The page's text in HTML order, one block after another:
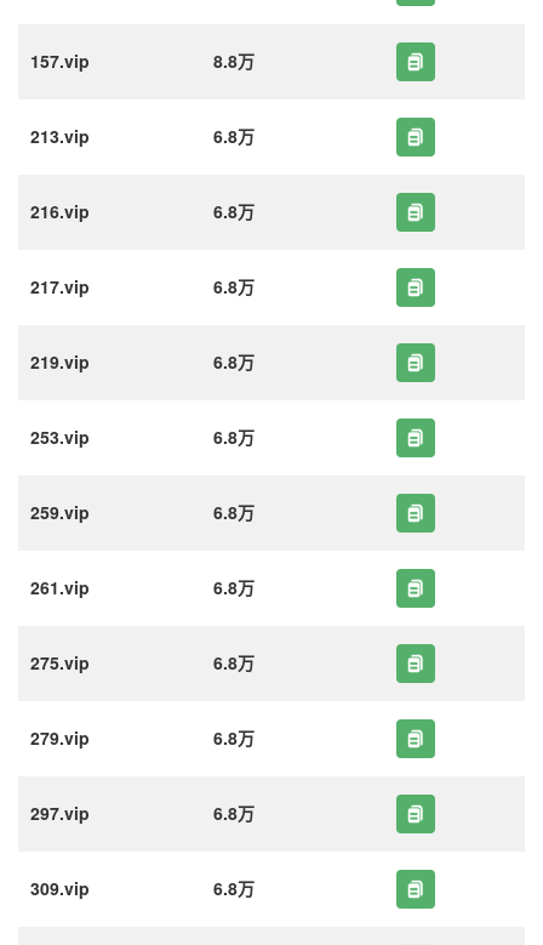
157.vip 8.8万
213.vip 6.8万
216.vip 6.8万
217.vip 6.8万
219.vip 6.8万
253.vip 6.8万
259.vip 6.8万
261.vip 6.8万
275.vip 6.8万
279.vip 6.8万
297.vip 6.8万
309.vip 6.8万